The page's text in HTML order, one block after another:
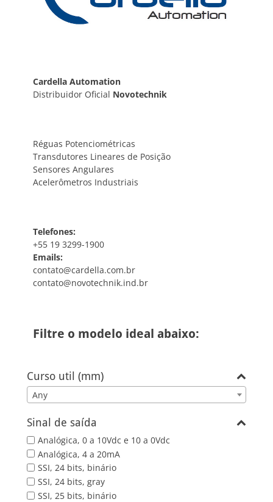
Cardella Automation
Distribuidor Oficial Novotechnik
Réguas Potenciométricas
Transdutores Lineares de Posição
Sensores Angulares
Acelerômetros Industriais
Telefones:
+55 19 3299-1900
Emails:
contato@cardella.com.br
contato@novotechnik.ind.br
Filtre o modelo ideal abaixo:
Curso util (mm)
Any
Sinal de saída
Analógica, 0 a 10Vdc e 10 a 0Vdc
Analógica, 4 a 20mA
SSI, 24 bits, binário
SSI, 24 bits, gray
SSI, 25 bits, binário